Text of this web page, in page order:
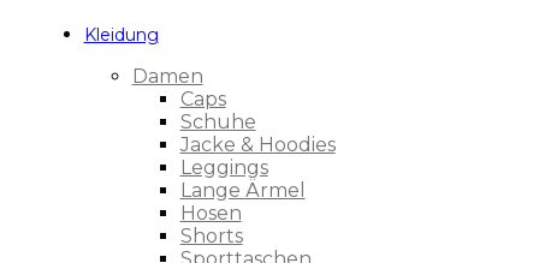
Kleidung
Damen
Caps
Schuhe
Jacke & Hoodies
Leggings
Lange Ärmel
Hosen
Shorts